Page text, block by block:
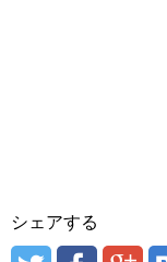
シェアする